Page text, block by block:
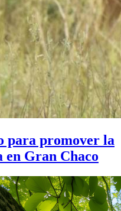
para promover la
en Gran Chaco